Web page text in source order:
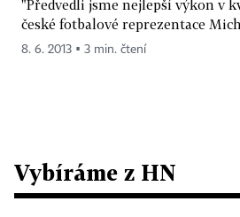
"Předvedli jsme nejlepší výkon v
české fotbalové reprezentace
8. 6. 2013 ▪ 3 min. čtení
Vybíráme z HN